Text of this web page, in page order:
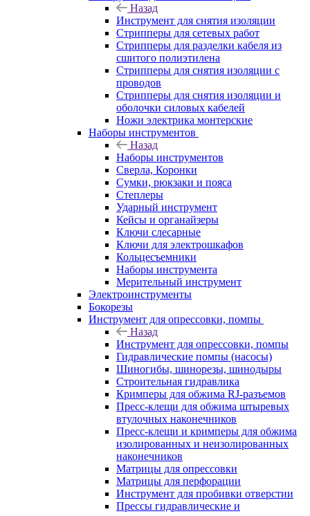
Назад
Инструмент для снятия изоляции
Стрипперы для сетевых работ
Стрипперы для разделки кабеля из
сшитого полиэтилена
Cтрипперы для снятия изоляции с
проводов
Стрипперы для снятия изоляции и
оболочки силовых кабелей
Ножи электрика монтерские
Наборы инструментов
Назад
Наборы инструментов
Сверла, Коронки
Сумки, рюкзаки и пояса
Степлеры
Ударный инструмент
Кейсы и органайзеры
Ключи слесарные
Ключи для электрошкафов
Кольцесъемники
Наборы инструмента
Мерительный инструмент
Электроинструменты
Бокорезы
Инструмент для опрессовки, помпы
Назад
Инструмент для опрессовки, помпы
Гидравлические помпы (насосы)
Шиногибы, шинорезы, шинодыры
Строительная гидравлика
Кримперы для обжима RJ-разъемов
Пресс-клещи для обжима штыревых
втулочных наконечников
Пресс-клещи и кримперы для обжима
изолированных и неизолированных
наконечников
Матрицы для опрессовки
Матрицы для перфорации
Инструмент для пробивки отверстии
Прессы гидравлические и